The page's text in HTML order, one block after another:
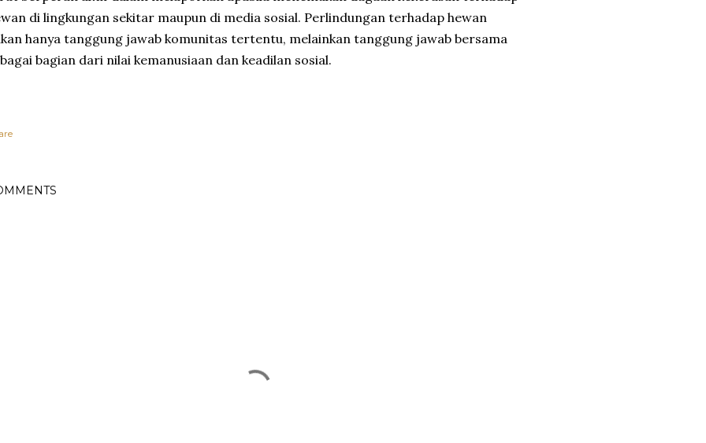
di lingkungan sekitar maupun di media sosial. Perlindungan terhadap hewan
hanya tanggung jawab komunitas tertentu, melainkan tanggung jawab bersama
bagian dari nilai kemanusiaan dan keadilan sosial.